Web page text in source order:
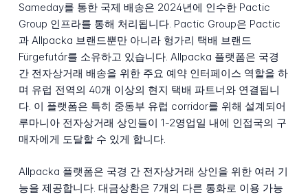
Sameday를 통한 국제 배송은 2024년에 인수한 Pactic
Group 인프라를 통해 처리됩니다. Pactic Group은 Pactic
과 Allpacka 브랜드뿐만 아니라 헝가리 택배 브랜드
Fürgefutár를 소유하고 있습니다. Allpacka 플랫폼은 국경
간 전자상거래 배송을 위한 주요 예약 인터페이스 역할을 하
며 유럽 전역의 40개 이상의 현지 택배 파트너와 연결됩니
다. 이 플랫폼은 특히 중동부 유럽 corridor를 위해 설계되어
루마니아 전자상거래 상인들이 1-2영업일 내에 인접국의 구
매자에게 도달할 수 있게 합니다.
Allpacka 플랫폼은 국경 간 전자상거래 상인을 위한 여러 기
능을 제공합니다. 대금상환은 7개의 다른 통화로 이용 가능